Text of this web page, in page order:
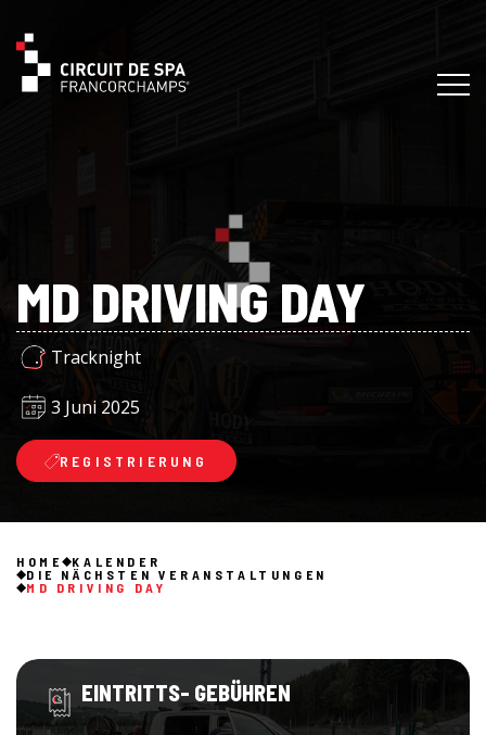
MD DRIVING DAY
Tracknight
3 Juni 2025
REGISTRIERUNG
HOME
KALENDER
DIE NÄCHSTEN VERANSTALTUNGEN
MD DRIVING DAY
EINTRITTS- GEBÜHREN